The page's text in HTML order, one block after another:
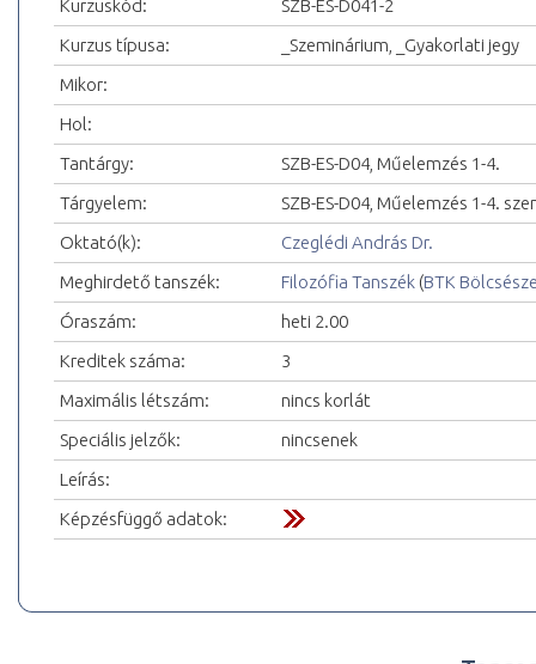
Kurzuskód:
SZB-ES-D041-2
Kurzus típusa:
_Szeminárium, _Gyakorlati jegy
Mikor:
Hol:
Tantárgy:
SZB-ES-D04, Műelemzés 1-4.
Tárgyelem:
SZB-ES-D04, Műelemzés 1-4.
Oktató(k):
Czeglédi András Dr.
Meghirdető tanszék:
Filozófia Tanszék (BTK
Óraszám:
heti 2.00
Kreditek száma:
3
Maximális létszám:
nincs korlát
Speciális jelzők:
nincsenek
Leírás:
Képzésfüggő adatok: